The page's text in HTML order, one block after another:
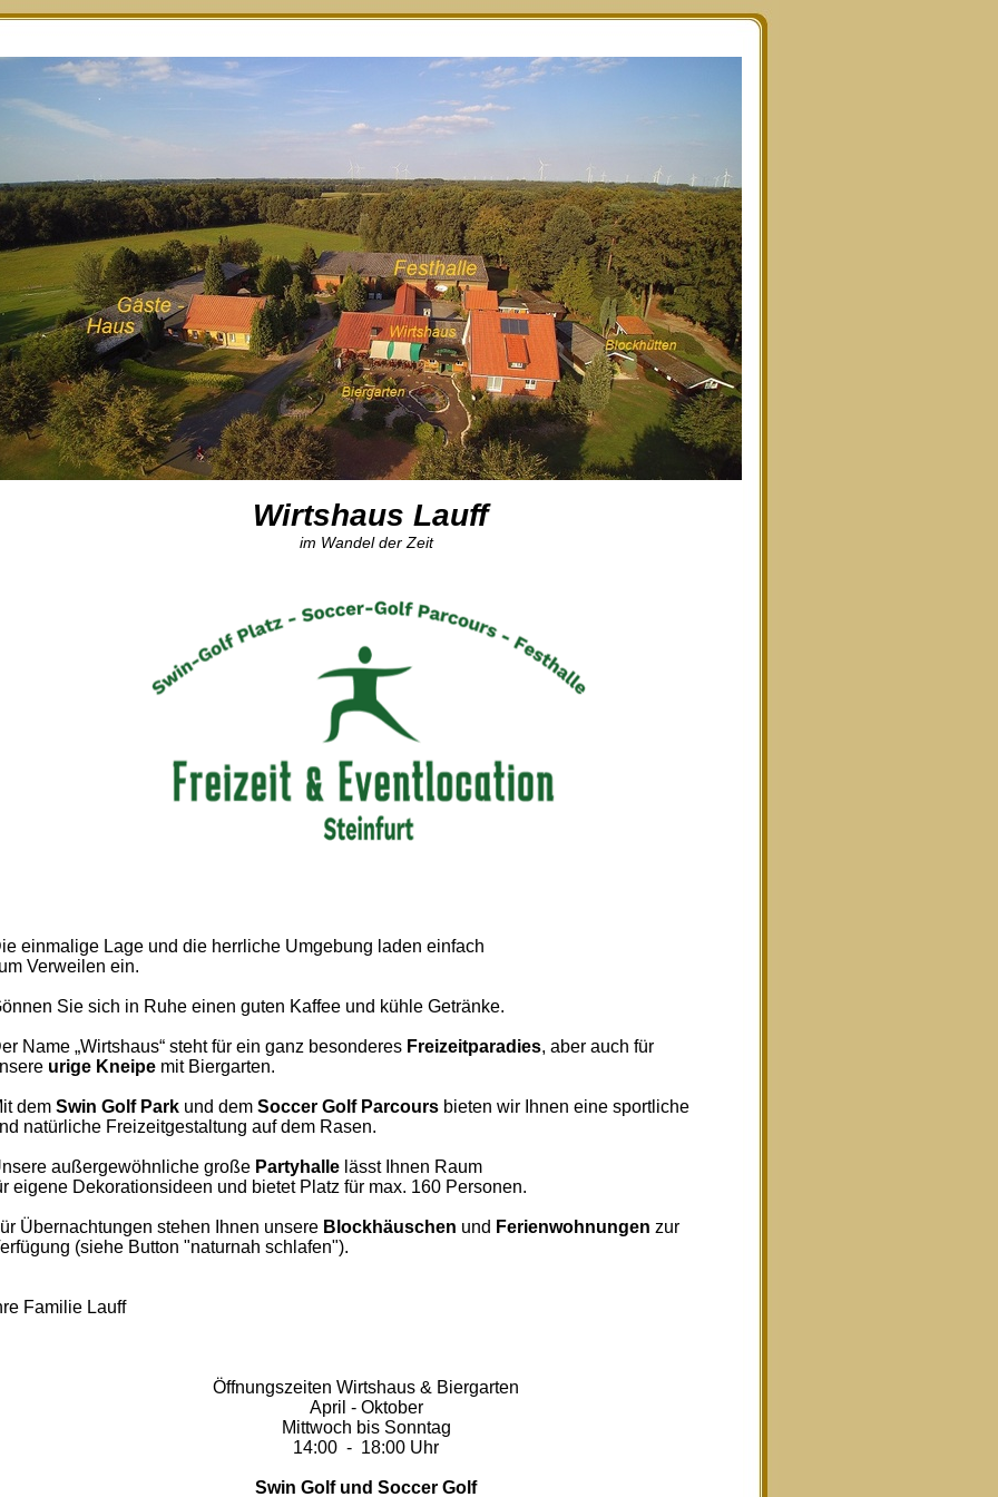
Wirtshaus Lauff
im Wandel der Zeit
einmalige Lage und die herrliche Umgebung laden einfach
Verweilen ein.
Sie sich in Ruhe einen guten Kaffee und kühle Getränke.
Name „Wirtshaus“ steht für ein ganz besonderes Freizeitparadies, aber auch für
urige Kneipe mit Biergarten.
dem Swin Golf Park und dem Soccer Golf Parcours bieten wir Ihnen eine sportliche
natürliche Freizeitgestaltung auf dem Rasen.
außergewöhnliche große Partyhalle lässt Ihnen Raum
eigene Dekorationsideen und bietet Platz für max. 160 Personen.
Übernachtungen stehen Ihnen unsere Blockhäuschen und Ferienwohnungen zur
(siehe Button "naturnah schlafen").
Familie Lauff
Öffnungszeiten Wirtshaus & Biergarten
April - Oktober
Mittwoch bis Sonntag
14:00 - 18:00 Uhr
Swin Golf und Soccer Golf